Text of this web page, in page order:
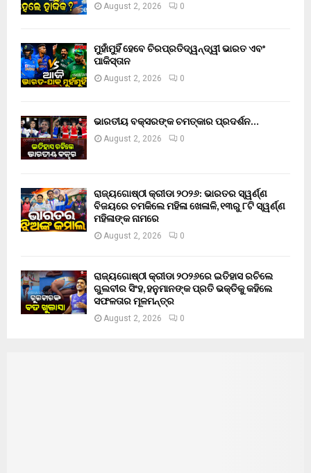
August 2, 2026 0
ମୁହାଁମୁହିଁ ହେବେ ଚିରପ୍ରତିଦ୍ୱନ୍ଦ୍ୱୀ ଭାରତ ଏବଂ
ପାକିସ୍ତାନ
August 2, 2026 0
ଭାରତୀୟ ବକ୍ସରଙ୍କ ଚମତ୍କାର ପ୍ରଦର୍ଶନ…
August 2, 2026 0
ରାଜ୍ୟଗୋଷ୍ଠୀ କ୍ରୀଡା ୨୦୨୬: ଭାରତର ସ୍ୱର୍ଣ୍ଣ
ବିଜୟରେ ଚମକିଲେ ମହିଳା ଖେଳାଳି, ୧୩ରୁ ୮ଟି ସ୍ୱର୍ଣ୍ଣ
ମହିଳାଙ୍କ ନାମରେ
August 2, 2026 0
ରାଜ୍ୟଗୋଷ୍ଠୀ କ୍ରୀଡା ୨୦୨୬ରେ ଇତିହାସ ରଚିଲେ
ଗୁଲବୀର ସିଂହ, ହନୁମାନଙ୍କ ପ୍ରତି ଭକ୍ତିକୁ କହିଲେ
ସଫଳତାର ମୂଳମନ୍ତ୍ର
August 2, 2026 0